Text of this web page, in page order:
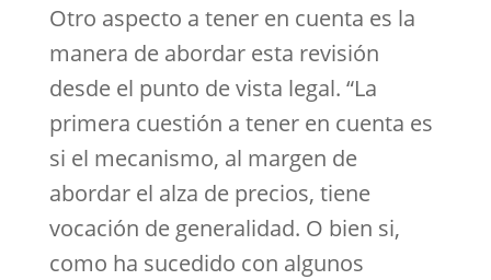
Otro aspecto a tener en cuenta es la
manera de abordar esta revisión
desde el punto de vista legal. “La
primera cuestión a tener en cuenta es
si el mecanismo, al margen de
abordar el alza de precios, tiene
vocación de generalidad. O bien si,
como ha sucedido con algunos